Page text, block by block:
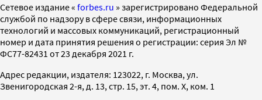
Cетевое издание « forbes.ru » зарегистрировано Федеральной
службой по надзору в сфере связи, информационных
технологий и массовых коммуникаций, регистрационный
номер и дата принятия решения о регистрации: серия Эл №
ФС77-82431 от 23 декабря 2021 г.
Адрес редакции, издателя: 123022, г. Москва, ул.
Звенигородская 2-я, д. 13, стр. 15, эт. 4, пом. X, ком. 1